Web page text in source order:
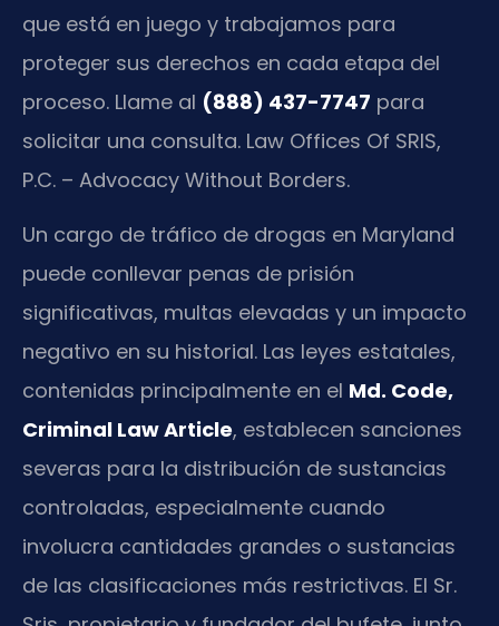
que está en juego y trabajamos para
proteger sus derechos en cada etapa del
proceso. Llame al (888) 437-7747 para
solicitar una consulta. Law Offices Of SRIS,
P.C. – Advocacy Without Borders.
Un cargo de tráfico de drogas en Maryland
puede conllevar penas de prisión
significativas, multas elevadas y un impacto
negativo en su historial. Las leyes estatales,
contenidas principalmente en el Md. Code,
Criminal Law Article, establecen sanciones
severas para la distribución de sustancias
controladas, especialmente cuando
involucra cantidades grandes o sustancias
de las clasificaciones más restrictivas. El Sr.